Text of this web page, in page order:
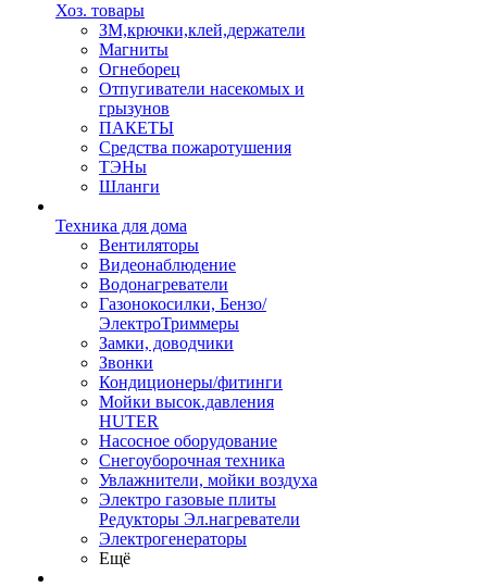
Хоз. товары
ЗМ,крючки,клей,держатели
Магниты
Огнеборец
Отпугиватели насекомых и
грызунов
ПАКЕТЫ
Средства пожаротушения
ТЭНы
Шланги
Техника для дома
Вентиляторы
Видеонаблюдение
Водонагреватели
Газонокосилки, Бензо/
ЭлектроТриммеры
Замки, доводчики
Звонки
Кондиционеры/фитинги
Мойки высок.давления
HUTER
Насосное оборудование
Снегоуборочная техника
Увлажнители, мойки воздуха
Электро газовые плиты
Редукторы Эл.нагреватели
Электрогенераторы
Ещё